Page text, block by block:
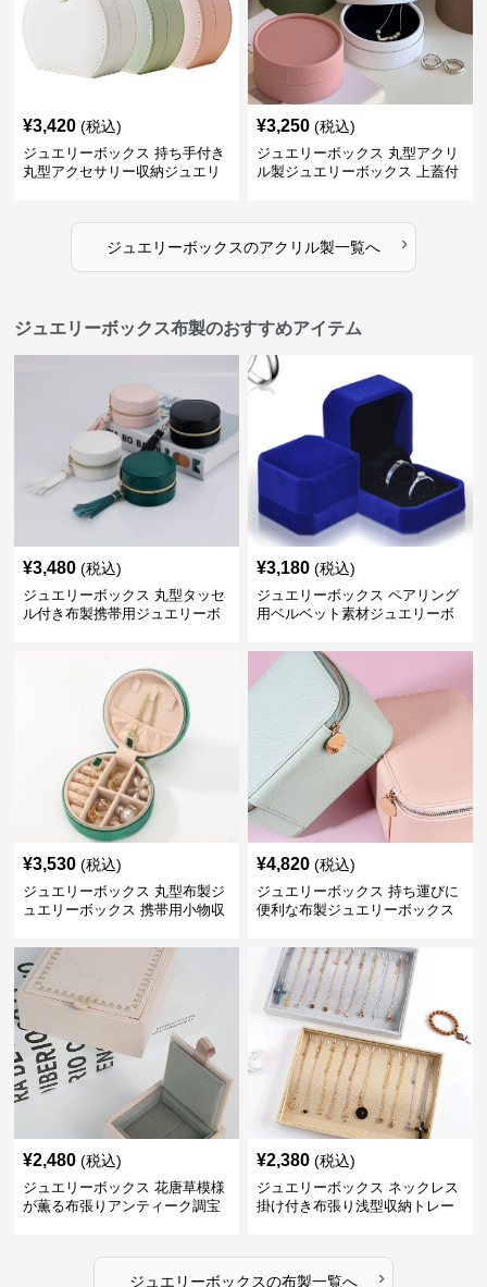
¥3,420 (税込)
ジュエリーボックス 持ち手付き
丸型アクセサリー収納ジュエリ
¥3,250 (税込)
ジュエリーボックス 丸型アクリ
ル製ジュエリーボックス 上蓋付
ジュエリーボックスのアクリル製一覧へ ›
ジュエリーボックス布製のおすすめアイテム
¥3,480 (税込)
ジュエリーボックス 丸型タッセ
ル付き布製携帯用ジュエリーボ
¥3,180 (税込)
ジュエリーボックス ペアリング
用ベルベット素材ジュエリーボ
¥3,530 (税込)
ジュエリーボックス 丸型布製ジ
ュエリーボックス 携帯用小物収
¥4,820 (税込)
ジュエリーボックス 持ち運びに
便利な布製ジュエリーボックス
¥2,480 (税込)
ジュエリーボックス 花唐草模様
が薫る布張りアンティーク調宝
¥2,380 (税込)
ジュエリーボックス ネックレス
掛け付き布張り浅型収納トレー
ジュエリーボックスの布製一覧へ ›